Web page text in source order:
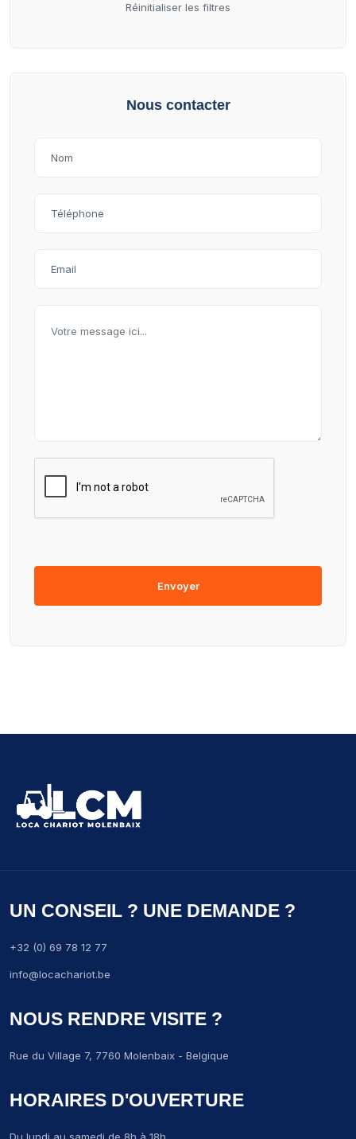
Réinitialiser les filtres
Nous contacter
Envoyer
UN CONSEIL ? UNE DEMANDE ?
+32 (0) 69 78 12 77
info@locachariot.be
NOUS RENDRE VISITE ?
Rue du Village 7, 7760 Molenbaix - Belgique
HORAIRES D'OUVERTURE